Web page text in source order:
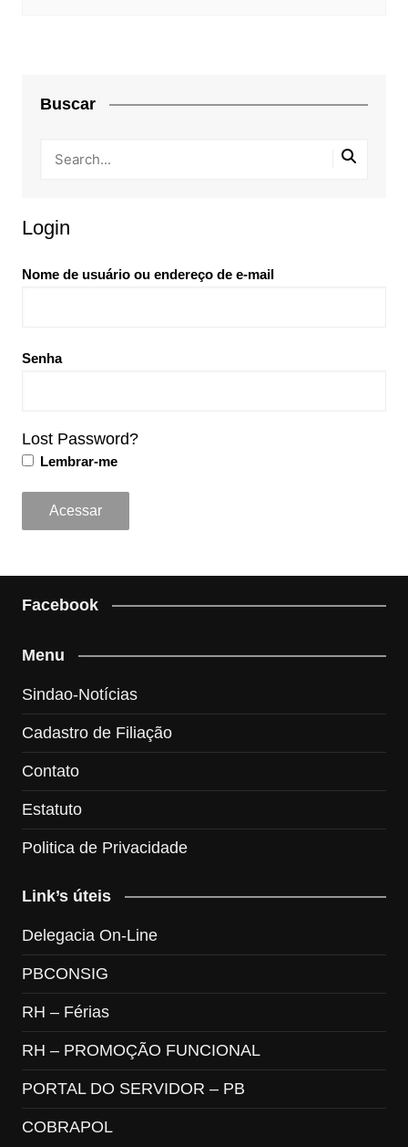
Buscar
Login
Nome de usuário ou endereço de e-mail
Senha
Lost Password?
Lembrar-me
Facebook
Menu
Sindao-Notícias
Cadastro de Filiação
Contato
Estatuto
Politica de Privacidade
Link’s úteis
Delegacia On-Line
PBCONSIG
RH – Férias
RH – PROMOÇÃO FUNCIONAL
PORTAL DO SERVIDOR – PB
COBRAPOL